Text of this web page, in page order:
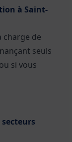
à Saint-
charge de
seuls
si vous